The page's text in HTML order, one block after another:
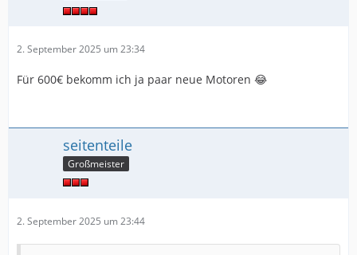
2. September 2025 um 23:34
Für 600€ bekomm ich ja paar neue Motoren 😂
seitenteile
Großmeister
2. September 2025 um 23:44